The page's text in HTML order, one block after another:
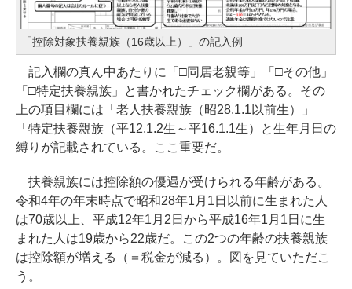
「控除対象扶養親族（16歳以上）」の記入例
記入欄の真ん中あたりに「□同居老親等」「□その他」
「□特定扶養親族」と書かれたチェック欄がある。その
上の項目欄には「老人扶養親族（昭28.1.1以前生）」
「特定扶養親族（平12.1.2生～平16.1.1生）と生年月日の
縛りが記載されている。ここ重要だ。
扶養親族には控除額の優遇が受けられる年齢がある。
令和4年の年末時点で昭和28年1月1日以前に生まれた人
は70歳以上、平成12年1月2日から平成16年1月1日に生
まれた人は19歳から22歳だ。この2つの年齢の扶養親族
は控除額が増える（＝税金が減る）。図を見ていただこ
う。